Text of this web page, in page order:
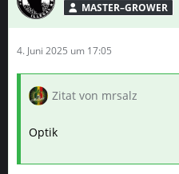
MASTER–GROWER
4. Juni 2025 um 17:05
Zitat von mrsalz
Optik